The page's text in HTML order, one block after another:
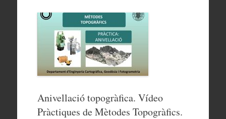
Anivellació topogràfica. Vídeo
Pràctiques de Mètodes Topogràfics.